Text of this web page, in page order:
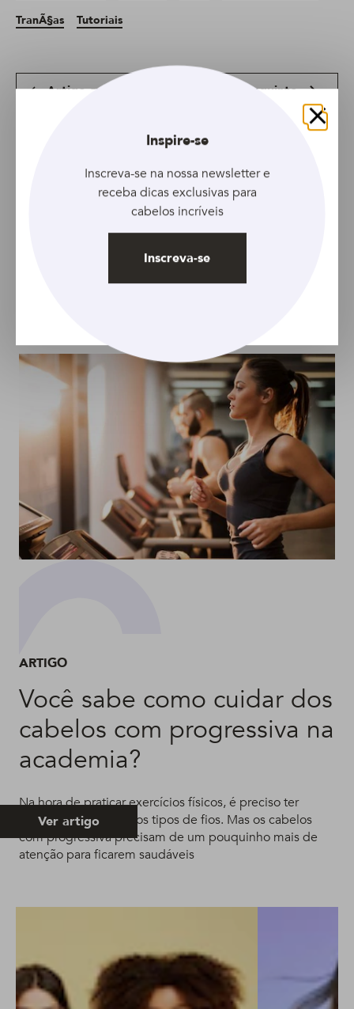
TranÃ§as
Tutoriais
Artigo anterior Artigo seguinte
TUTORIAL
Carnaval espacial:
ARTIGO
Você sabe como cuidar dos
cabelos com progressiva na
academia?
Na hora de praticar exercícios físicos, é preciso ter
cuidados com todos os tipos de fios. Mas os cabelos
com progressiva precisam de um pouquinho mais de
atenção para ficarem saudáveis
Ver artigo
Fechar
Inspire-se
Inscreva-se na nossa newsletter e
receba dicas exclusivas para
cabelos incríveis
Inscreva-se